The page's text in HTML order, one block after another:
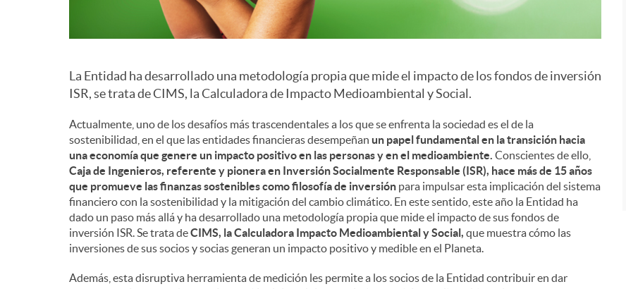
La Entidad ha desarrollado una metodología propia que mide el impacto de los fondos de inversión
ISR, se trata de CIMS, la Calculadora de Impacto Medioambiental y Social.
Actualmente, uno de los desafíos más trascendentales a los que se enfrenta la sociedad es el de la
sostenibilidad, en el que las entidades financieras desempeñan un papel fundamental en la transición hacia
una economía que genere un impacto positivo en las personas y en el medioambiente. Conscientes de ello,
Caja de Ingenieros, referente y pionera en Inversión Socialmente Responsable (ISR), hace más de 15 años
que promueve las finanzas sostenibles como filosofía de inversión para impulsar esta implicación del sistema
financiero con la sostenibilidad y la mitigación del cambio climático. En este sentido, este año la Entidad ha
dado un paso más allá y ha desarrollado una metodología propia que mide el impacto de sus fondos de
inversión ISR. Se trata deCIMS, la Calculadora Impacto Medioambiental y Social, que muestra cómo las
inversiones de sus socios y socias generan un impacto positivo y medible en el Planeta.
Además, esta disruptiva herramienta de medición les permite a los socios de la Entidad contribuir en dar